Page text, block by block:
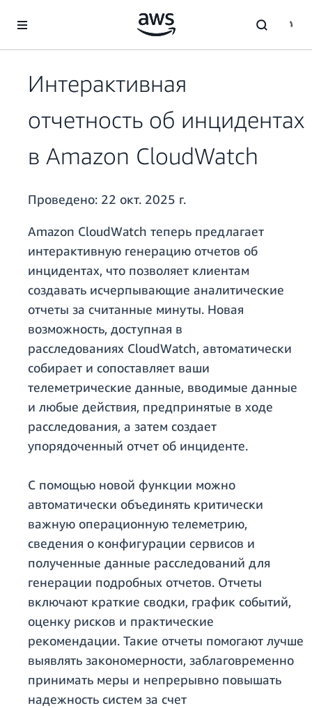
Перейти к главному контенту
Интерактивная
отчетность об инцидентах
в Amazon CloudWatch
Проведено: 22 окт. 2025 г.
Amazon CloudWatch теперь предлагает
интерактивную генерацию отчетов об
инцидентах, что позволяет клиентам
создавать исчерпывающие аналитические
отчеты за считанные минуты. Новая
возможность, доступная в
расследованиях CloudWatch, автоматически
собирает и сопоставляет ваши
телеметрические данные, вводимые данные
и любые действия, предпринятые в ходе
расследования, а затем создает
упорядоченный отчет об инциденте.
С помощью новой функции можно
автоматически объединять критически
важную операционную телеметрию,
сведения о конфигурации сервисов и
полученные данные расследований для
генерации подробных отчетов. Отчеты
включают краткие сводки, график событий,
оценку рисков и практические
рекомендации. Такие отчеты помогают лучше
выявлять закономерности, заблаговременно
принимать меры и непрерывно повышать
надежность систем за счет